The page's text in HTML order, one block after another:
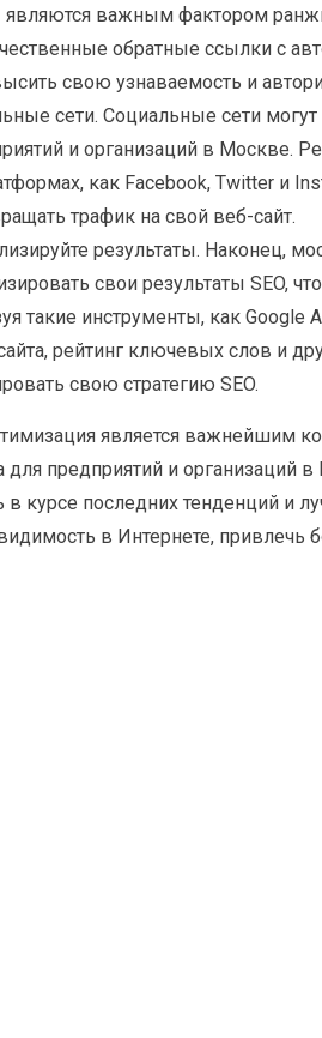
важным фактором
обратные ссылки с
свою узнаваемость и
сети. Социальные сети
и организаций в Москве.
как Facebook, Twitter и
трафик на свой веб-сайт.
результаты. Наконец,
свои результаты SEO,
такие инструменты, как Google
рейтинг ключевых слов и
свою стратегию SEO.
является важнейшим
для предприятий и
в курсе последних тенденций и
в Интернете, привлечь